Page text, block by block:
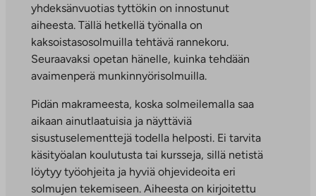
yhdeksänvuotias tyttökin on innostunut
aiheesta. Tällä hetkellä työnalla on
kaksoistasosolmuilla tehtävä rannekoru.
Seuraavaksi opetan hänelle, kuinka tehdään
avaimenperä munkinnyörisolmuilla.
Pidän makrameesta, koska solmeilemalla saa
aikaan ainutlaatuisia ja näyttäviä
sisustuselementtejä todella helposti. Ei tarvita
käsityöalan koulutusta tai kursseja, sillä netistä
löytyy työohjeita ja hyviä ohjevideoita eri
solmujen tekemiseen. Aiheesta on kirjoitettu